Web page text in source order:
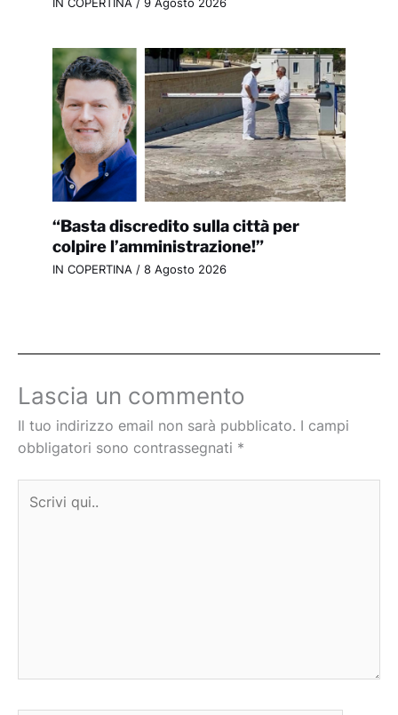
IN COPERTINA/ 9 Agosto 2026
“Basta discredito sulla città per
colpire l’amministrazione!”
IN COPERTINA/ 8 Agosto 2026
Lascia un commento
Il tuo indirizzo email non sarà pubblicato. I campi
obbligatori sono contrassegnati *
qui..